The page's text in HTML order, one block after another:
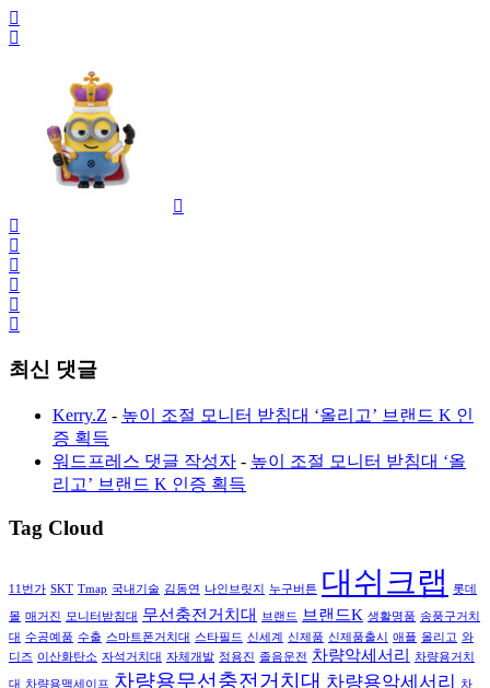
최신 댓글
Kerry.Z - 높이 조절 모니터 받침대 ‘올리고’ 브랜드 K 인
증 획득
워드프레스 댓글 작성자 - 높이 조절 모니터 받침대 ‘올
리고’ 브랜드 K 인증 획득
Tag Cloud
11번가 SKT Tmap 국내기술 김동연 나인브릿지 누구버튼 대쉬크랩 롯데
몰 매거진 모니터받침대 무선충전거치대 브랜드 브랜드K 생활명품 송풍구거치
대 수공예품 수출 스마트폰거치대 스타필드 신세계 신제품 신제품출시 애플 올리고 와
디즈 이산화탄소 자석거치대 자체개발 정용진 졸음운전 차량악세서리 차량용거치
대 차량용맥세이프 차량용무선충전거치대 차량용악세서리
차